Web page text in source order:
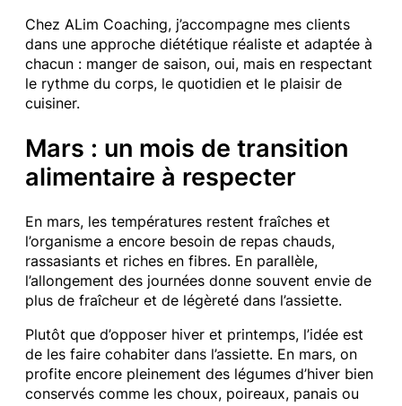
Chez ALim Coaching, j’accompagne mes clients
dans une approche diététique réaliste et adaptée à
chacun : manger de saison, oui, mais en respectant
le rythme du corps, le quotidien et le plaisir de
cuisiner.
Mars : un mois de transition
alimentaire à respecter
En mars, les températures restent fraîches et
l’organisme a encore besoin de repas chauds,
rassasiants et riches en fibres. En parallèle,
l’allongement des journées donne souvent envie de
plus de fraîcheur et de légèreté dans l’assiette.
Plutôt que d’opposer hiver et printemps, l’idée est
de les faire cohabiter dans l’assiette. En mars, on
profite encore pleinement des légumes d’hiver bien
conservés comme les choux, poireaux, panais ou